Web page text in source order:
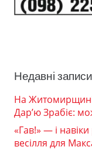
Недавні записи
На
Дар’ю Зрабіє:
«Гав!» — і
весілля для